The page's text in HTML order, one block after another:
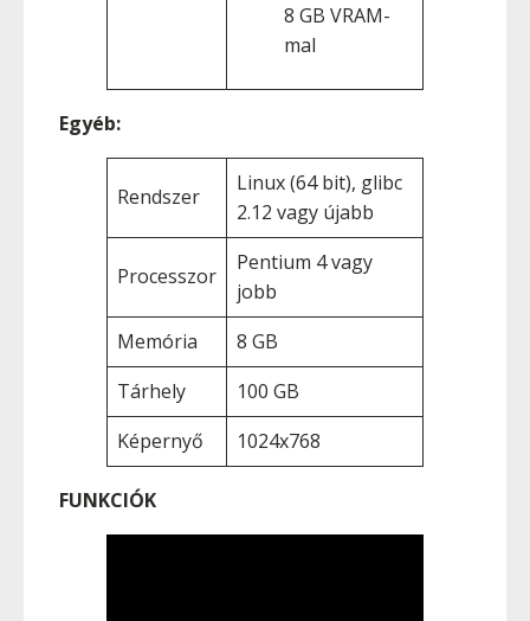
8 GB VRAM-
mal
Egyéb:
Rendszer
Linux (64 bit), glibc
2.12 vagy újabb
Processzor
Pentium 4 vagy
jobb
Memória
8 GB
Tárhely
100 GB
Képernyő
1024x768
FUNKCIÓK